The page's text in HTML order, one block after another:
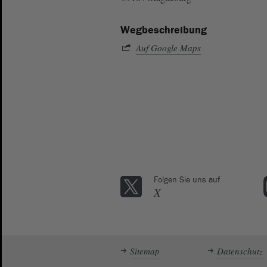
Wegbeschreibung
Auf Google Maps
Folgen Sie uns auf
X
Sitemap Datenschutz